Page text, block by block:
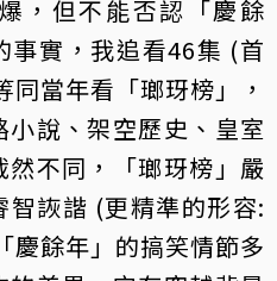
，但不能否認「慶餘
事實，我追看46集 (首
當年看「瑯玡榜」，
說、架空歷史、皇室
不同，「瑯玡榜」嚴
詼諧 (更精準的形容:
慶餘年」的搞笑情節多